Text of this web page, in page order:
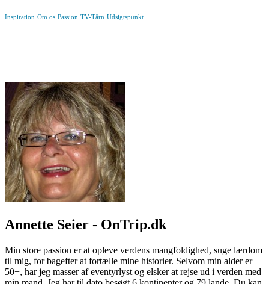
Inspiration Om os Passion TV-Tårn Udsigtspunkt
Annette Seier - OnTrip.dk
Min store passion er at opleve verdens mangfoldighed, suge lærdom
til mig, for bagefter at fortælle mine historier. Selvom min alder er
50+, har jeg masser af eventyrlyst og elsker at rejse ud i verden med